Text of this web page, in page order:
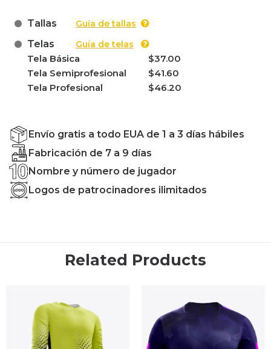
Tallas Guía de tallas
Telas Guía de telas
Tela Básica
$37.00
Tela Semiprofesional
$41.60
Tela Profesional
$46.20
Envío gratis a todo EUA de 1 a 3 días hábiles
Fabricación de 7 a 9 días
Nombre y número de jugador
Logos de patrocinadores ilimitados
Related Products